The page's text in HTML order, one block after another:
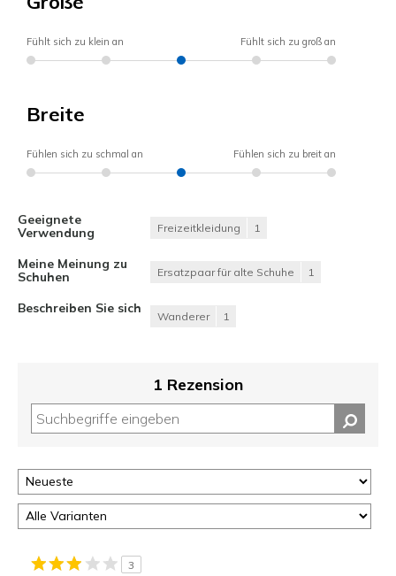
Fühlt sich zu klein an Fühlt sich zu groß an
Breite
Fühlen sich zu schmal an Fühlen sich zu breit an
Geeignete
Verwendung
Freizeitkleidung 1
Meine Meinung zu
Schuhen
Ersatzpaar für alte Schuhe 1
Beschreiben Sie sich
Wanderer 1
1 Rezension
3